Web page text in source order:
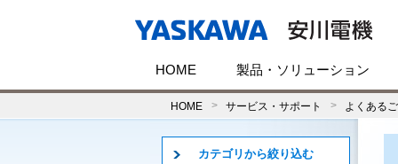
HOME 製品・ソリューション
HOME サービス・サポート よくある
カテゴリから絞り込む